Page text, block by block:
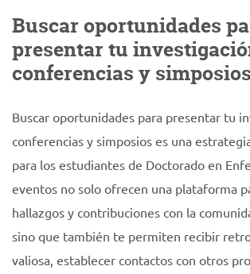
Buscar oportunidades
presentar tu
conferencias y
Buscar oportunidades para presentar tu
conferencias y simposios es una
para los estudiantes de Doctorado en
eventos no solo ofrecen una plataforma
hallazgos y contribuciones con la
sino que también te permiten recibir
valiosa, establecer contactos con otros